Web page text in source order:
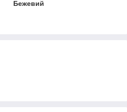
Бежевий